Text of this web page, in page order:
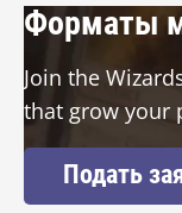
Форматы
Join the
that grow your
Подать